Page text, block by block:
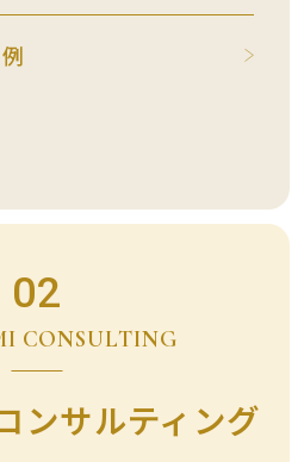
02
CONSULTING
ンサルティング